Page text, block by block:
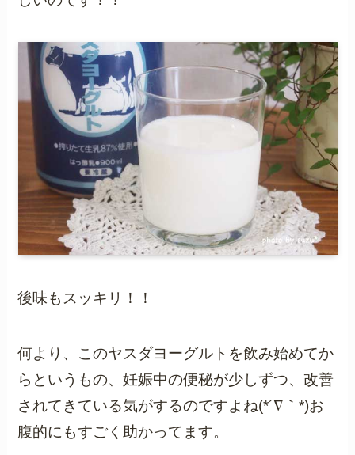
後味もスッキリ！！
何より、このヤスダヨーグルトを飲み始めてか
らというもの、妊娠中の便秘が少しずつ、改善
されてきている気がするのですよね(*´∇｀*)お
腹的にもすごく助かってます。